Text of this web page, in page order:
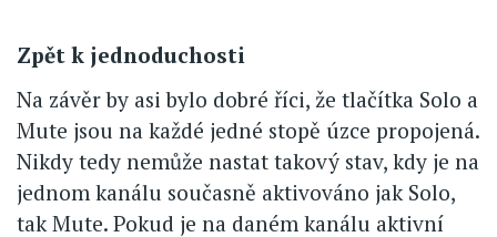
Zpět k jednoduchosti
Na závěr by asi bylo dobré říci, že tlačítka Solo a
Mute jsou na každé jedné stopě úzce propojená.
Nikdy tedy nemůže nastat takový stav, kdy je na
jednom kanálu současně aktivováno jak Solo,
tak Mute. Pokud je na daném kanálu aktivní